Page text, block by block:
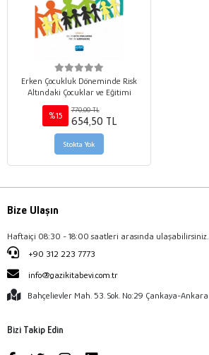
Erken Çocukluk Döneminde Risk
Altındaki Çocuklar ve Eğitimi
%15
770,00 TL
654,50 TL
Stokta Yok
Bize Ulaşın
Haftaiçi 08:30 - 18:00 saatleri arasında ulaşabilirsiniz.
+90 312 223 7773
info@gazikitabevi.com.tr
Bahçelievler Mah. 53. Sok. No:29 Çankaya-Ankara
Bizi Takip Edin